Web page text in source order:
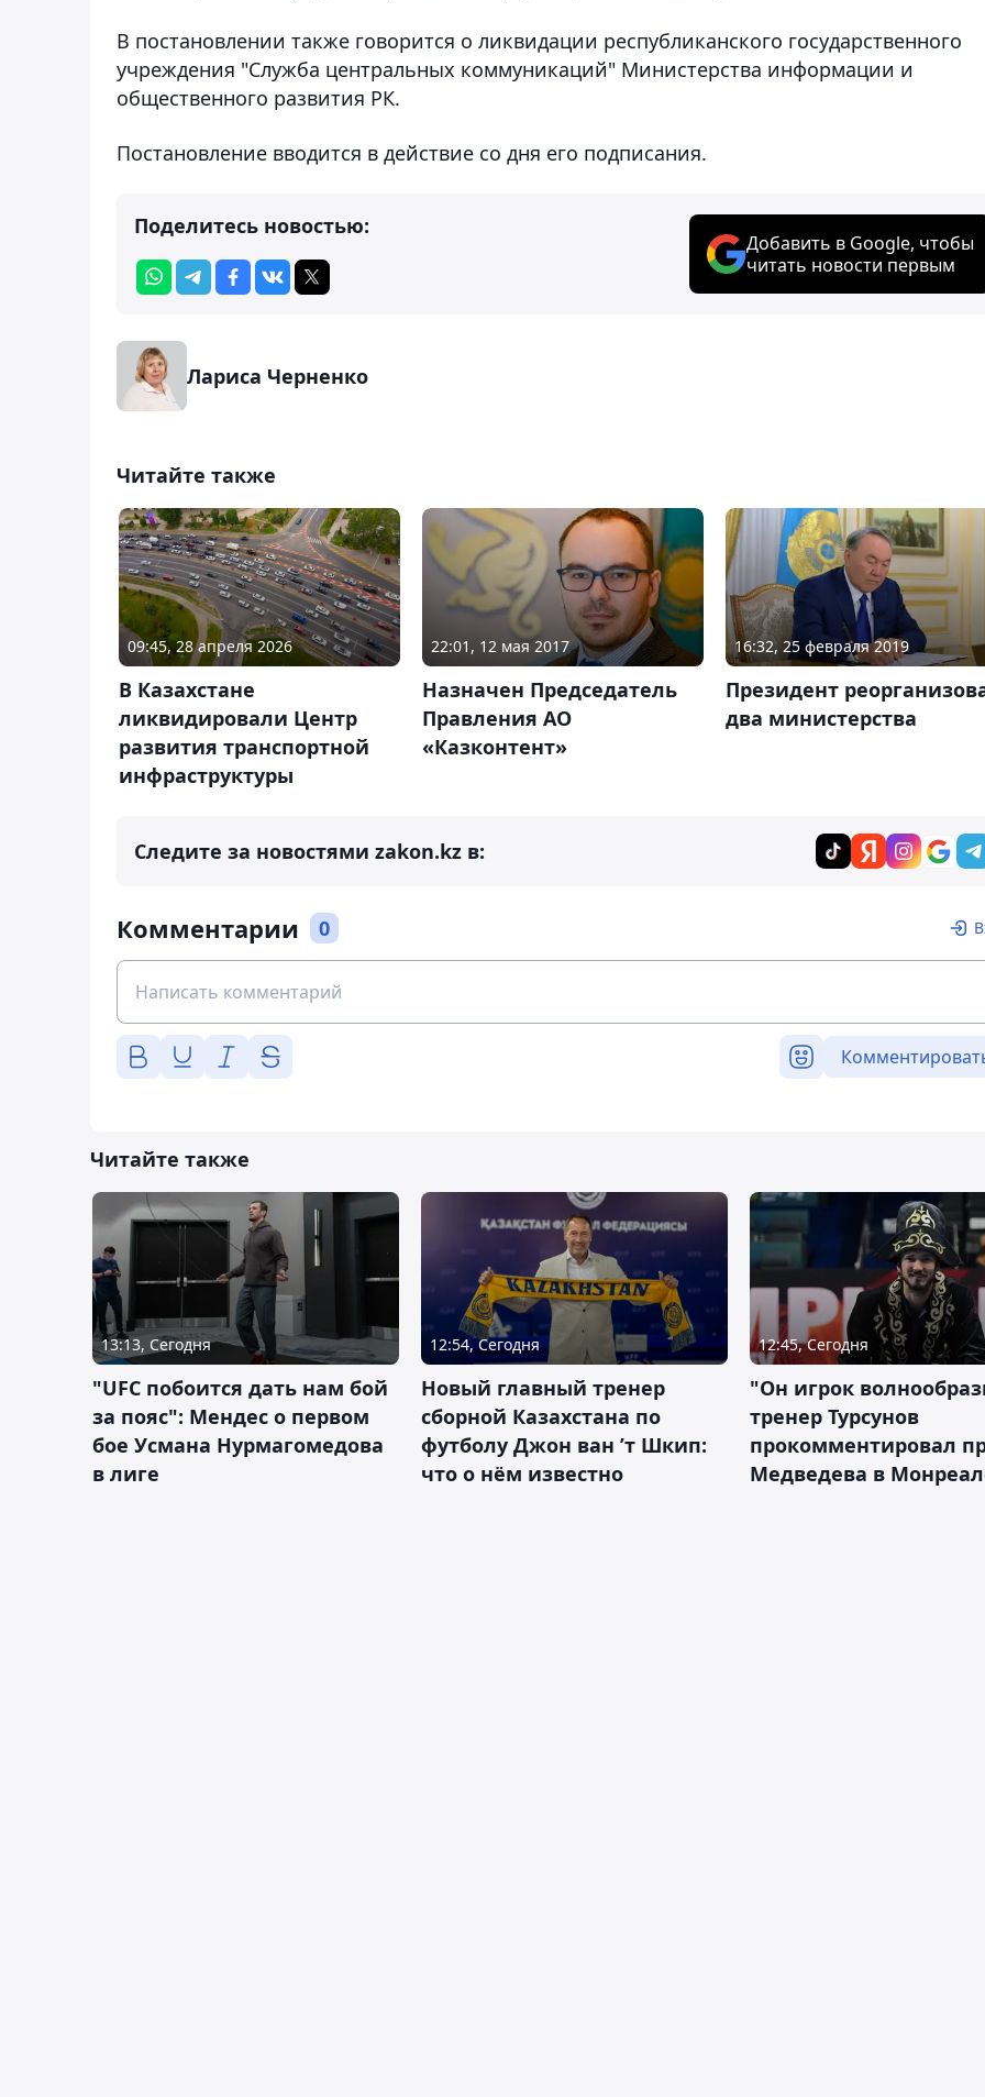
В постановлении также говорится о ликвидации республиканского государственного
учреждения "Служба центральных коммуникаций" Министерства информации и
общественного развития РК.
Постановление вводится в действие со дня его подписания.
Поделитесь новостью:
Добавить в Google, чтобы
читать новости первым
Лариса Черненко
Читайте также
09:45, 28 апреля 2026
В Казахстане
ликвидировали Центр
развития транспортной
инфраструктуры
22:01, 12 мая 2017
Назначен Председатель
Правления АО
«Казконтент»
16:32, 25 февраля 2019
Президент
два министерства
Следите за новостями zakon.kz в:
Комментарии 0
Читайте также
13:13, Сегодня
"UFC побоится дать нам бой
за пояс": Мендес о первом
бое Усмана Нурмагомедова
в лиге
12:54, Сегодня
Новый главный тренер
сборной Казахстана по
футболу Джон ван ’т Шкип:
что о нём известно
12:45, Сегодня
"Он игрок
тренер Турсунов
прокомментировал
Медведева в